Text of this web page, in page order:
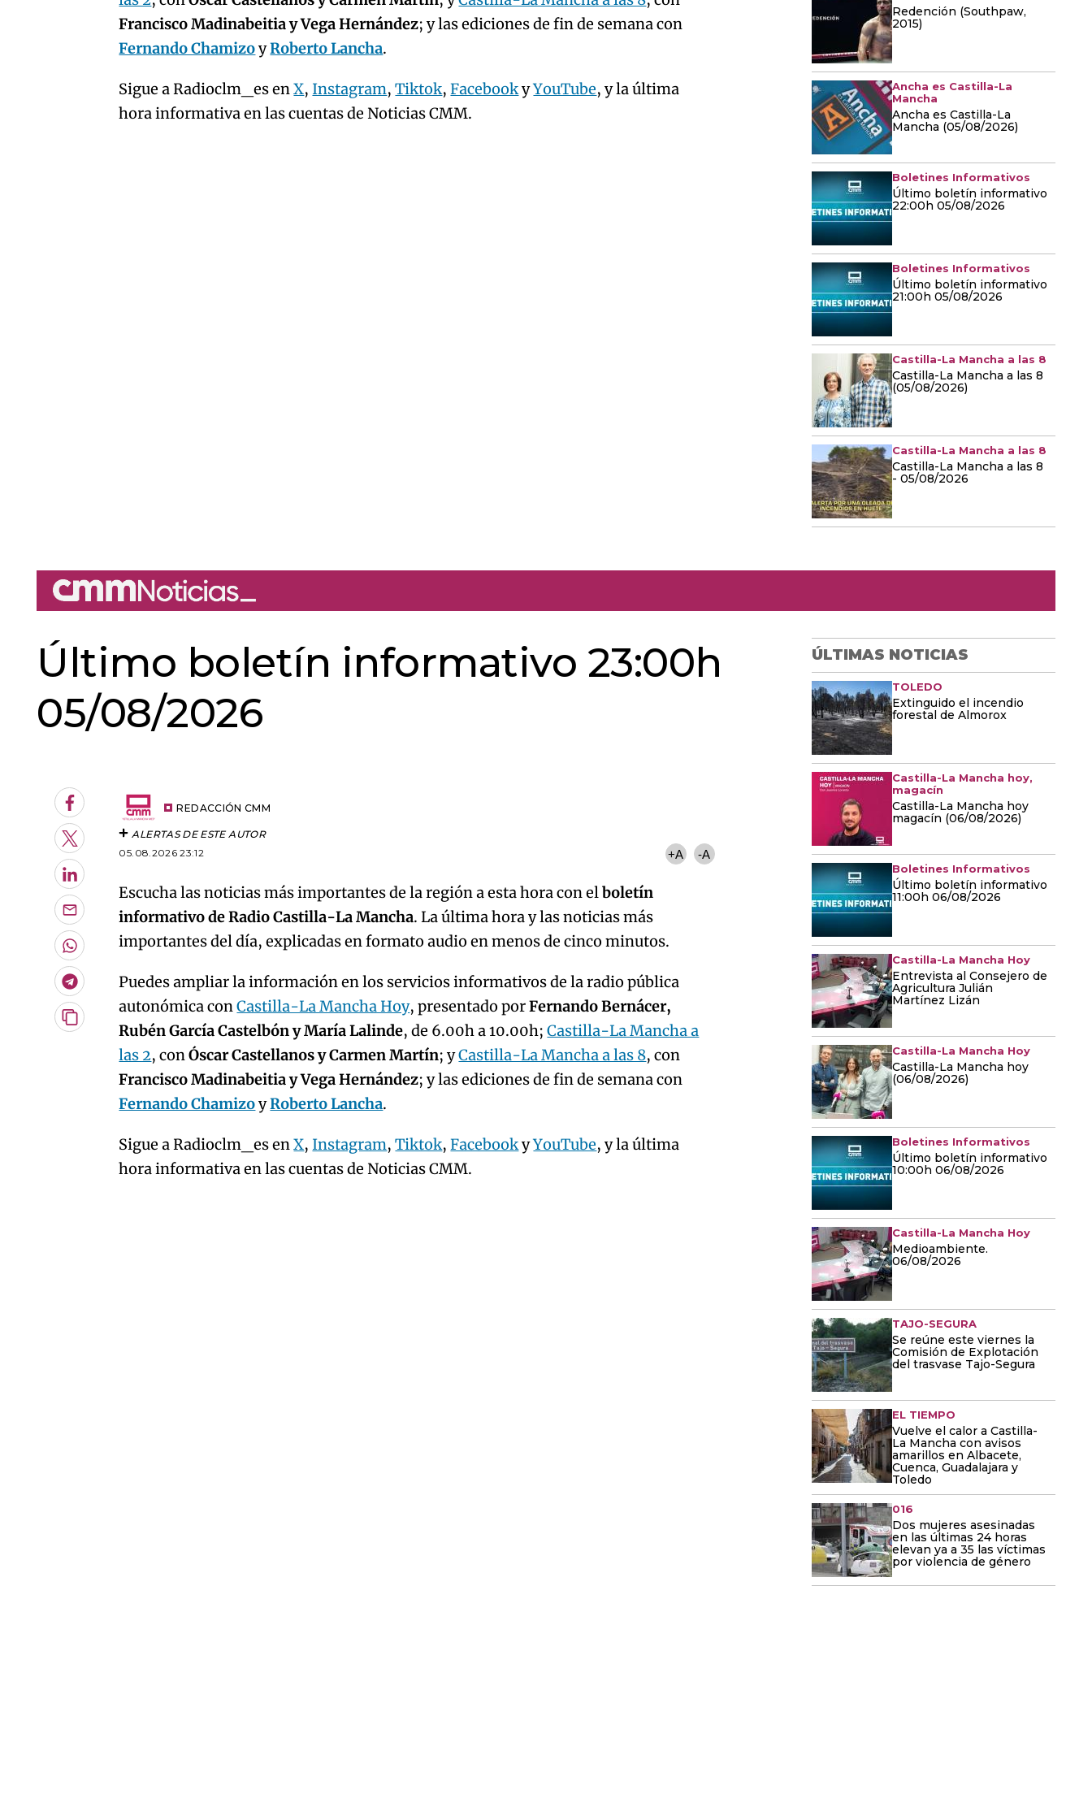
artículo
Francisco Madinabeitia y Vega Hernández; y las ediciones de fin de semana con
Fernando ChamizoyRoberto Lancha.
Sigue a Radioclm_es enX, Instagram,Tiktok,FacebookyYouTube, y la última
hora informativa en las cuentas de Noticias CMM.
Redención (Southpaw,
2015)
Ancha es Castilla-La
Mancha
Ancha es Castilla-La
Mancha (05/08/2026)
Boletines Informativos
Último boletín informativo
22:00h 05/08/2026
Boletines Informativos
Último boletín informativo
21:00h 05/08/2026
Castilla-La Mancha a las 8
Castilla-La Mancha a las 8
(05/08/2026)
Castilla-La Mancha a las 8
Castilla-La Mancha a las 8
- 05/08/2026
Último boletín informativo 23:00h
05/08/2026
Facebook
Twitter
LinkedIn
Enviar
por
Email
Whatsapp
Telegram
Copiar
artículo
REDACCIÓN CMM
ALERTAS DE ESTE AUTOR
05.08.2026 23:12
+A -A
Escucha las noticias más importantes de la región a esta hora con elboletín
informativo de Radio Castilla-La Mancha. La última hora y las noticias más
importantes del día, explicadas en formato audio en menos de cinco minutos.
Puedes ampliar la información en los servicios informativos de la radio pública
autonómica conCastilla-La Mancha Hoy, presentado porFernando Bernácer,
Rubén García Castelbón y María Lalinde, de 6.00h a 10.00h;Castilla-La Mancha a
las 2, conÓscar Castellanos y Carmen Martín; yCastilla-La Mancha a las 8, con
Francisco Madinabeitia y Vega Hernández; y las ediciones de fin de semana con
Fernando ChamizoyRoberto Lancha.
Sigue a Radioclm_es enX, Instagram,Tiktok,FacebookyYouTube, y la última
hora informativa en las cuentas de Noticias CMM.
ÚLTIMAS NOTICIAS
TOLEDO
Extinguido el incendio
forestal de Almorox
Castilla-La Mancha hoy,
magacín
Castilla-La Mancha hoy
magacín (06/08/2026)
Boletines Informativos
Último boletín informativo
11:00h 06/08/2026
Castilla-La Mancha Hoy
Entrevista al Consejero de
Agricultura Julián
Martínez Lizán
Castilla-La Mancha Hoy
Castilla-La Mancha hoy
(06/08/2026)
Boletines Informativos
Último boletín informativo
10:00h 06/08/2026
Castilla-La Mancha Hoy
Medioambiente.
06/08/2026
TAJO-SEGURA
Se reúne este viernes la
Comisión de Explotación
del trasvase Tajo-Segura
EL TIEMPO
Vuelve el calor a Castilla-
La Mancha con avisos
amarillos en Albacete,
Cuenca, Guadalajara y
Toledo
016
Dos mujeres asesinadas
en las últimas 24 horas
elevan ya a 35 las víctimas
por violencia de género